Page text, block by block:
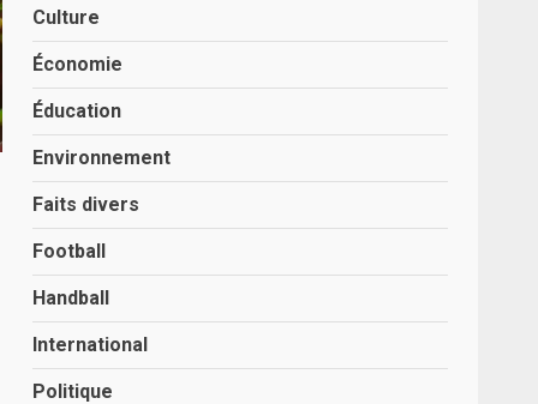
Culture
Économie
Éducation
Environnement
Faits divers
Football
Handball
International
Politique